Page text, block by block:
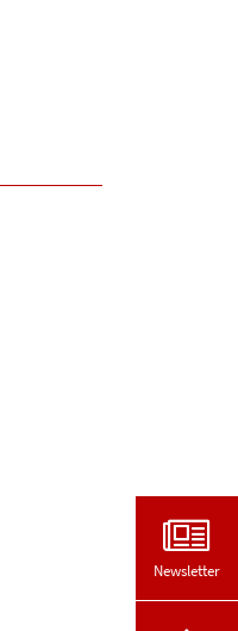
Newsletter